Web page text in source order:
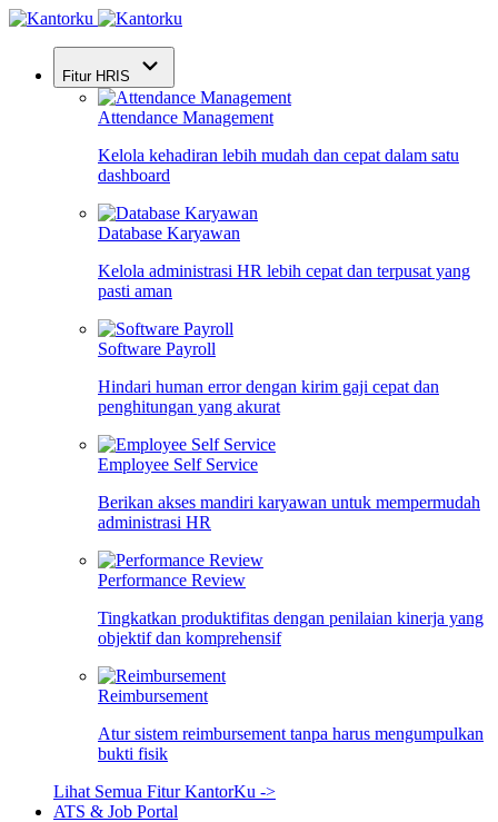
Fitur HRIS
Attendance Management
Kelola kehadiran lebih mudah dan cepat dalam satu
dashboard
Database Karyawan
Kelola administrasi HR lebih cepat dan terpusat yang
pasti aman
Software Payroll
Hindari human error dengan kirim gaji cepat dan
penghitungan yang akurat
Employee Self Service
Berikan akses mandiri karyawan untuk mempermudah
administrasi HR
Performance Review
Tingkatkan produktifitas dengan penilaian kinerja yang
objektif dan komprehensif
Reimbursement
Atur sistem reimbursement tanpa harus mengumpulkan
bukti fisik
Lihat Semua Fitur KantorKu ->
ATS & Job Portal